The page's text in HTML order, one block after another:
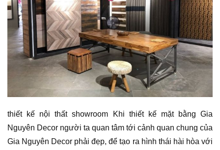
thiết kế nội thất showroom Khi thiết kế mặt bằng Gia
Nguyên Decor người ta quan tâm tới cảnh quan chung của
Gia Nguyên Decor phải đẹp, để tạo ra hình thái hài hòa với